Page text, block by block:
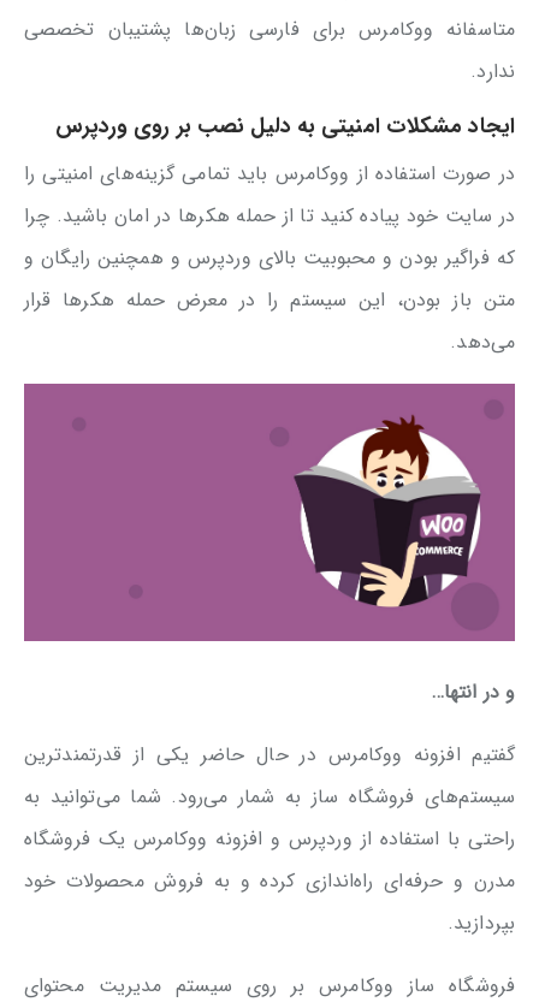
متاسفانه ووکامرس برای فارسی زبان‌ها پشتیبان تخصصی
ندارد.
ایجاد مشکلات امنیتی به دلیل نصب بر روی وردپرس
در صورت استفاده از ووکامرس باید تمامی گزینه‌های امنیتی را
در سایت خود پیاده کنید تا از حمله هکرها در امان باشید. چرا
که فراگیر بودن و محبوبیت بالای وردپرس و همچنین رایگان و
متن باز بودن، این سیستم را در معرض حمله هکرها قرار
می‌دهد.
و در انتها…
گفتیم افزونه ووکامرس در حال حاضر یکی از قدرتمندترین
سیستم‌های فروشگاه ساز به شمار می‌رود. شما می‌توانید به
راحتی با استفاده از وردپرس و افزونه ووکامرس یک فروشگاه
مدرن و حرفه‌ای راه‌اندازی کرده و به فروش محصولات خود
بپردازید.
فروشگاه ساز ووکامرس بر روی سیستم مدیریت محتوای